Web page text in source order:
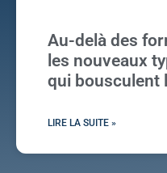
Au-delà des
les nouveaux
qui bousculent
LIRE LA SUITE »